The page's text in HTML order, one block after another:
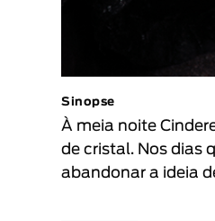
Sinopse
À meia noite
de cristal. Nos dias
abandonar a ideia